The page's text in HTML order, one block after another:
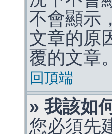
不會顯示
文章的原
覆的文章。
回頂端
» 我該如
您必須先